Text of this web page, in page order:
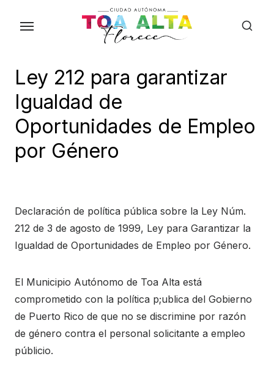
Ley 212 para garantizar
Igualdad de
Oportunidades de Empleo
por Género
Declaración de política pública sobre la Ley Núm.
212 de 3 de agosto de 1999, Ley para Garantizar la
Igualdad de Oportunidades de Empleo por Género.
El Municipio Autónomo de Toa Alta está
comprometido con la política p;ublica del Gobierno
de Puerto Rico de que no se discrimine por razón
de género contra el personal solicitante a empleo
públicio.